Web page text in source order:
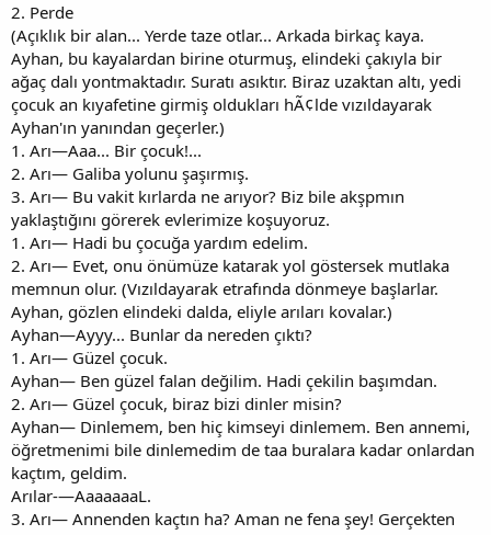
2. Perde
(Açıklık bir alan... Yerde taze otlar... Arkada birkaç kaya.
Ayhan, bu kayalardan birine oturmuş, elindeki çakıyla bir
ağaç dalı yontmaktadır. Suratı asıktır. Biraz uzaktan altı, yedi
çocuk an kıyafetine girmiş oldukları hÃ¢lde vızıldayarak
Ayhan'ın yanından geçerler.)
1. Arı—Aaa... Bir çocuk!...
2. Arı— Galiba yolunu şaşırmış.
3. Arı— Bu vakit kırlarda ne arıyor? Biz bile akşpmın
yaklaştığını görerek evlerimize koşuyoruz.
1. Arı— Hadi bu çocuğa yardım edelim.
2. Arı— Evet, onu önümüze katarak yol göstersek mutlaka
memnun olur. (Vızıldayarak etrafında dönmeye başlarlar.
Ayhan, gözlen elindeki dalda, eliyle arıları kovalar.)
Ayhan—Ayyy... Bunlar da nereden çıktı?
1. Arı— Güzel çocuk.
Ayhan— Ben güzel falan değilim. Hadi çekilin başımdan.
2. Arı— Güzel çocuk, biraz bizi dinler misin?
Ayhan— Dinlemem, ben hiç kimseyi dinlemem. Ben annemi,
öğretmenimi bile dinlemedim de taa buralara kadar onlardan
kaçtım, geldim.
Arılar-—AaaaaaaL.
3. Arı— Annenden kaçtın ha? Aman ne fena şey! Gerçekten